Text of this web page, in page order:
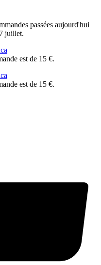
passées aujourd'hui
juillet.
est de 15 €.
est de 15 €.